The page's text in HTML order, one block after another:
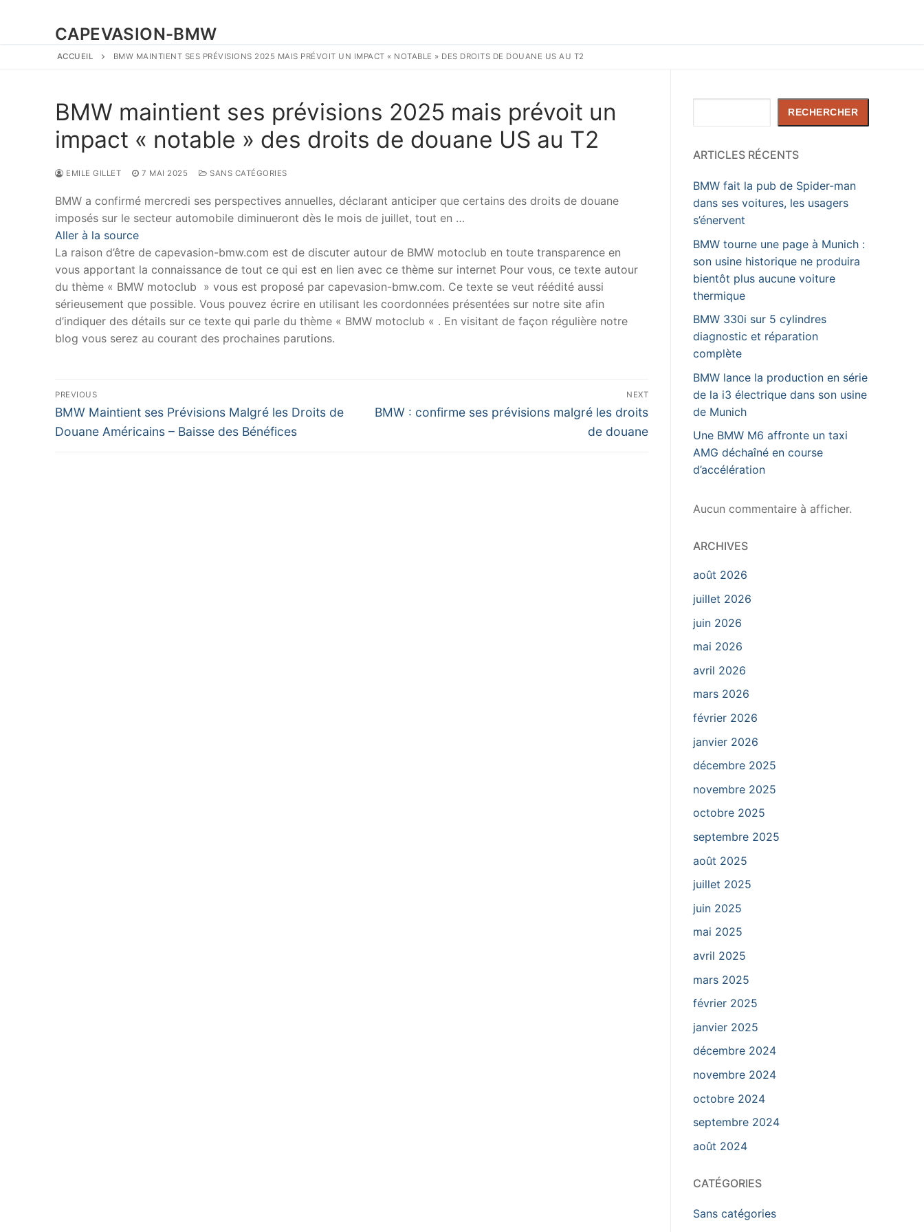
CAPEVASION-BMW
ACCUEIL BMW MAINTIENT SES PRÉVISIONS 2025 MAIS PRÉVOIT UN IMPACT « NOTABLE » DES DROITS DE DOUANE US AU T2
BMW maintient ses prévisions 2025 mais prévoit un
impact « notable » des droits de douane US au T2
EMILE GILLET 7 MAI 2025 SANS CATÉGORIES
BMW a confirmé mercredi ses perspectives annuelles, déclarant anticiper que certains des droits de douane
imposés sur le secteur automobile diminueront dès le mois de juillet, tout en …
Aller à la source
La raison d’être de capevasion-bmw.com est de discuter autour de BMW motoclub en toute transparence en
vous apportant la connaissance de tout ce qui est en lien avec ce thème sur internet Pour vous, ce texte autour
du thème « BMW motoclub » vous est proposé par capevasion-bmw.com. Ce texte se veut réédité aussi
sérieusement que possible. Vous pouvez écrire en utilisant les coordonnées présentées sur notre site afin
d’indiquer des détails sur ce texte qui parle du thème « BMW motoclub « . En visitant de façon régulière notre
blog vous serez au courant des prochaines parutions.
Navigation
de
l’article
PREVIOUS
Previous
post:
BMW Maintient ses Prévisions Malgré les Droits de
Douane Américains – Baisse des Bénéfices
NEXT
Next
BMW : confirme ses prévisions malgré les droits
de douane
RECHERCHER
ARTICLES RÉCENTS
BMW fait la pub de Spider-man
dans ses voitures, les usagers
s’énervent
BMW tourne une page à Munich :
son usine historique ne produira
bientôt plus aucune voiture
thermique
BMW 330i sur 5 cylindres
diagnostic et réparation
complète
BMW lance la production en série
de la i3 électrique dans son usine
de Munich
Une BMW M6 affronte un taxi
AMG déchaîné en course
d’accélération
Aucun commentaire à afficher.
ARCHIVES
août 2026
juillet 2026
juin 2026
mai 2026
avril 2026
mars 2026
février 2026
janvier 2026
décembre 2025
novembre 2025
octobre 2025
septembre 2025
août 2025
juillet 2025
juin 2025
mai 2025
avril 2025
mars 2025
février 2025
janvier 2025
décembre 2024
novembre 2024
octobre 2024
septembre 2024
août 2024
CATÉGORIES
Sans catégories